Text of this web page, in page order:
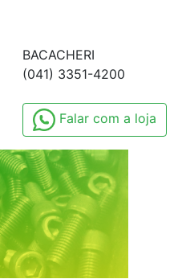
BACACHERI
(041) 3351-4200
Falar com a loja